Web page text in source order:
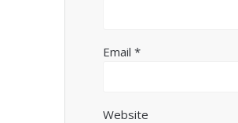
Email*
Website